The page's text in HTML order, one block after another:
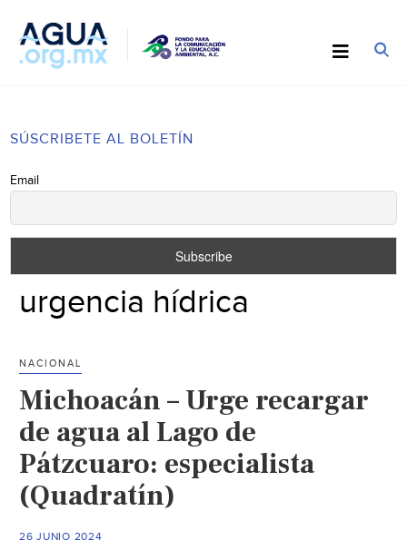
SÚSCRIBETE AL BOLETÍN
Email
urgencia hídrica
NACIONAL
Michoacán – Urge recargar
de agua al Lago de
Pátzcuaro: especialista
(Quadratín)
26 JUNIO 2024